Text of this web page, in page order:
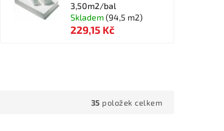
3,50m2/bal
Skladem(94,5 m2)
229,15 Kč
35 položek celkem